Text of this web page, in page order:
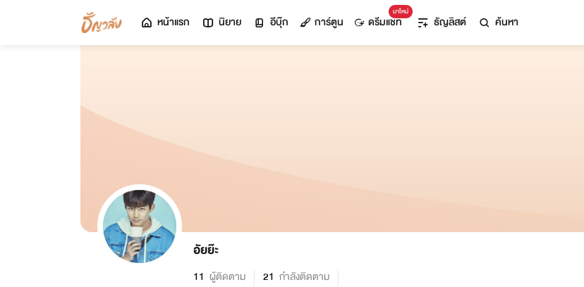
หน้าแรก นิยาย อีบุ๊ก การ์ตูน
มาใหม่
ดรีมแชท ธัญลิสต์ ค้นหา
อัยย๊ะ
11 ผู้ติดตาม 21 กำลังติดตาม